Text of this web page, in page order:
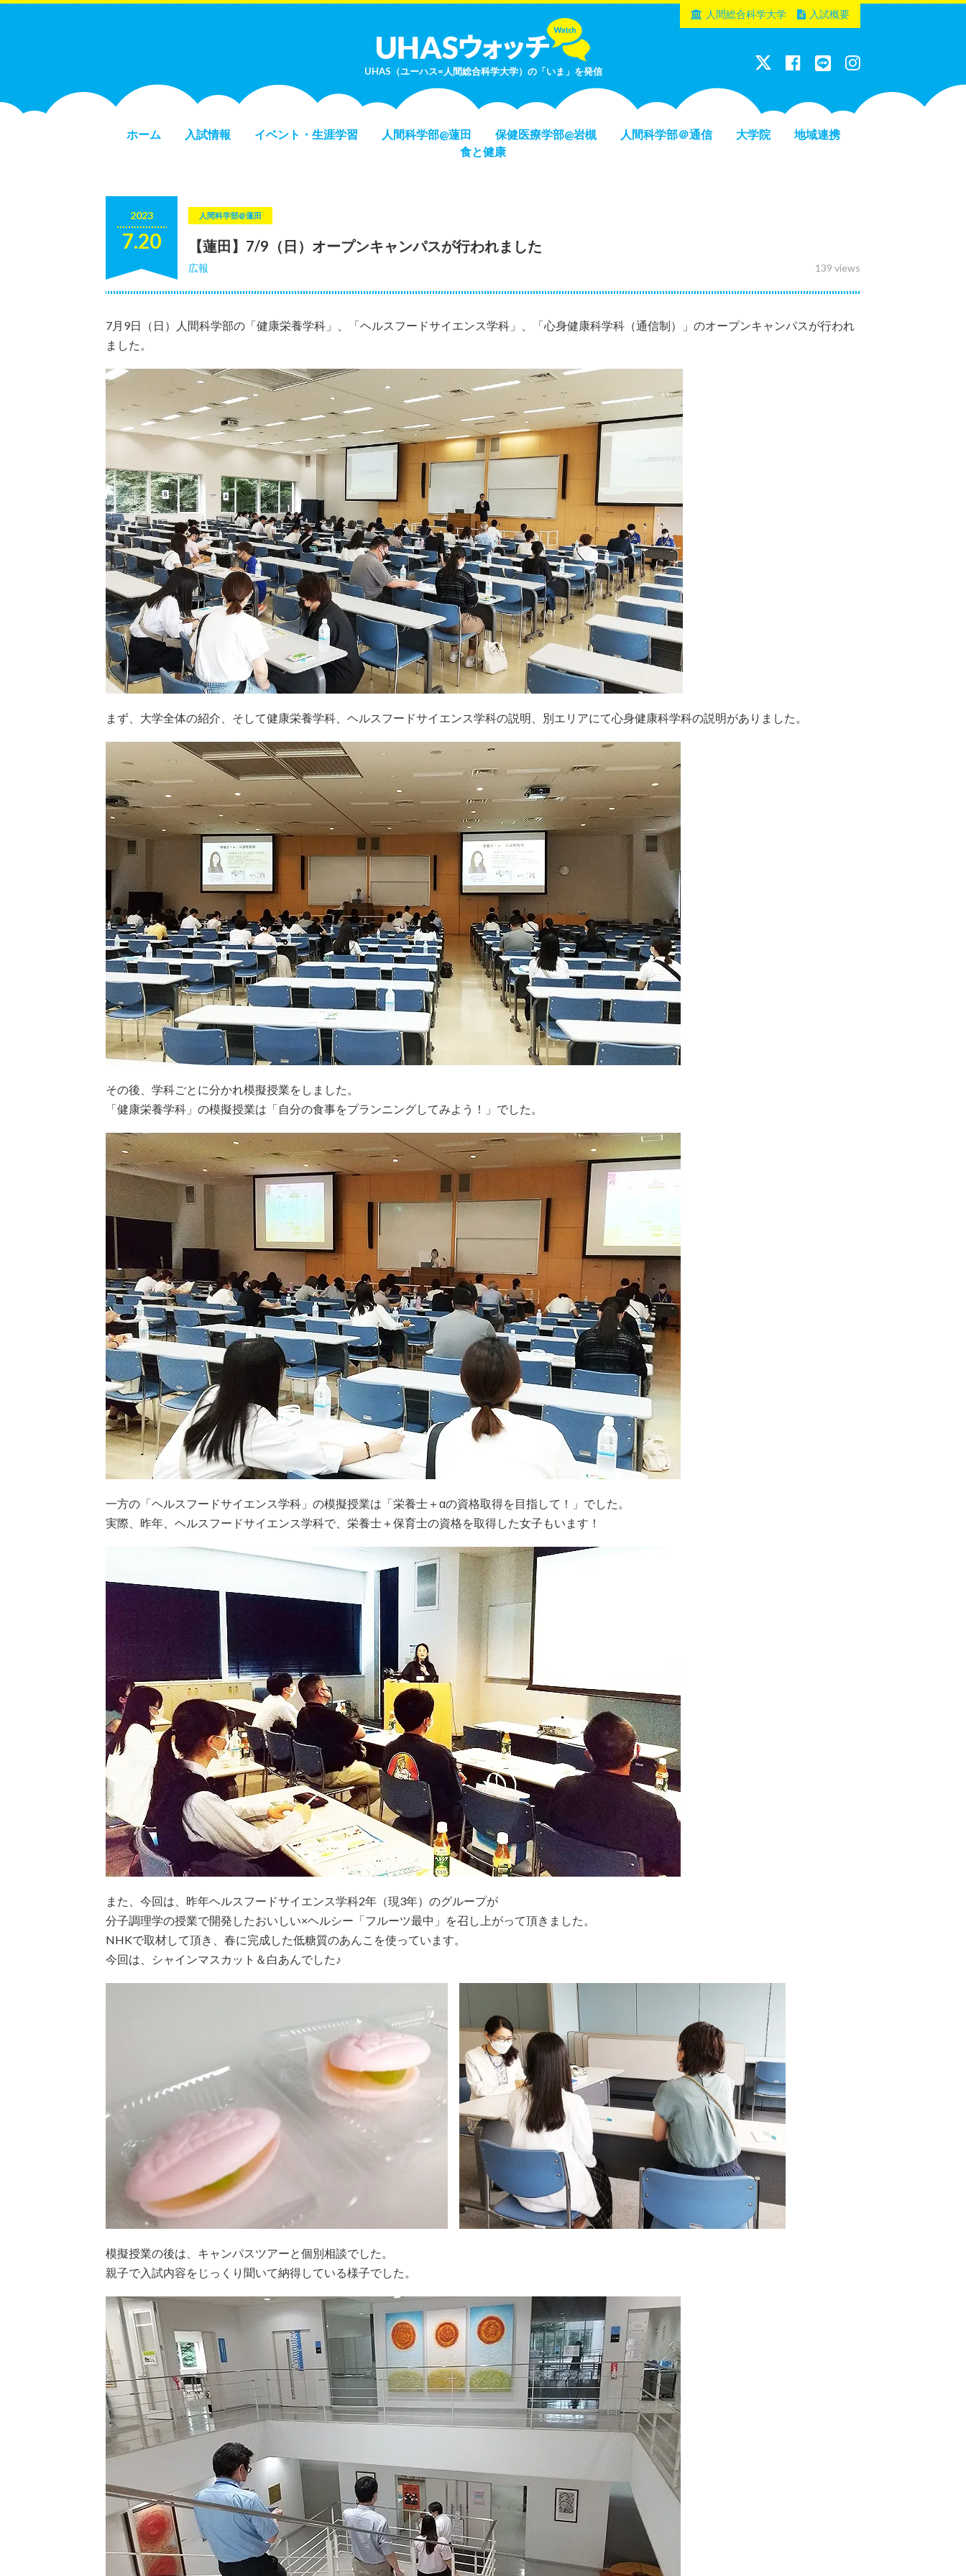
UHAS（ユーハス=人間総合科学大学）の「いま」を発信
ホーム 入試情報 イベント・生涯学習 人間科学部@蓮田 保健医療学部@岩槻 人間科学部＠通信 大学院
地域連携
食と健康
人間総合科学大学 入試概要
2023
7.20
人間科学部@蓮田
【蓮田】7/9（日）オープンキャンパスが行われました
139 views
広報
7月9日（日）人間科学部の「健康栄養学科」、「ヘルスフードサイエンス学科」、「心身健康科学科（通信制）」のオープンキャンパスが行われ
ました。
まず、大学全体の紹介、そして健康栄養学科、ヘルスフードサイエンス学科の説明、別エリアにて心身健康科学科の説明がありました。
その後、学科ごとに分かれ模擬授業をしました。
「健康栄養学科」の模擬授業は「自分の食事をプランニングしてみよう！」でした。
一方の「ヘルスフードサイエンス学科」の模擬授業は「栄養士＋αの資格取得を目指して！」でした。
実際、昨年、ヘルスフードサイエンス学科で、栄養士＋保育士の資格を取得した女子もいます！
また、今回は、昨年ヘルスフードサイエンス学科2年（現3年）のグループが
分子調理学の授業で開発したおいしい×ヘルシー「フルーツ最中」を召し上がって頂きました。
NHKで取材して頂き、春に完成した低糖質のあんこを使っています。
今回は、シャインマスカット＆白あんでした♪
模擬授業の後は、キャンパスツアーと個別相談でした。
親子で入試内容をじっくり聞いて納得している様子でした。